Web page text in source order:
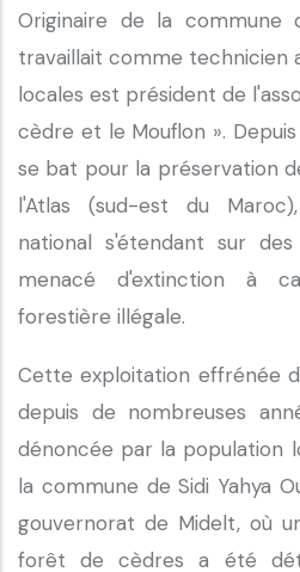
Originaire de la commune
travaillait comme technicien
locales est président de
cèdre et le Mouflon ».
se bat pour la préservation
l'Atlas (sud-est du
national s'étendant sur
menacé d'extinction à
forestière illégale.
Cette exploitation effrénée
depuis de nombreuses
dénoncée par la population
la commune de Sidi Yahya
gouvernorat de Midelt, où
forêt de cèdres a été